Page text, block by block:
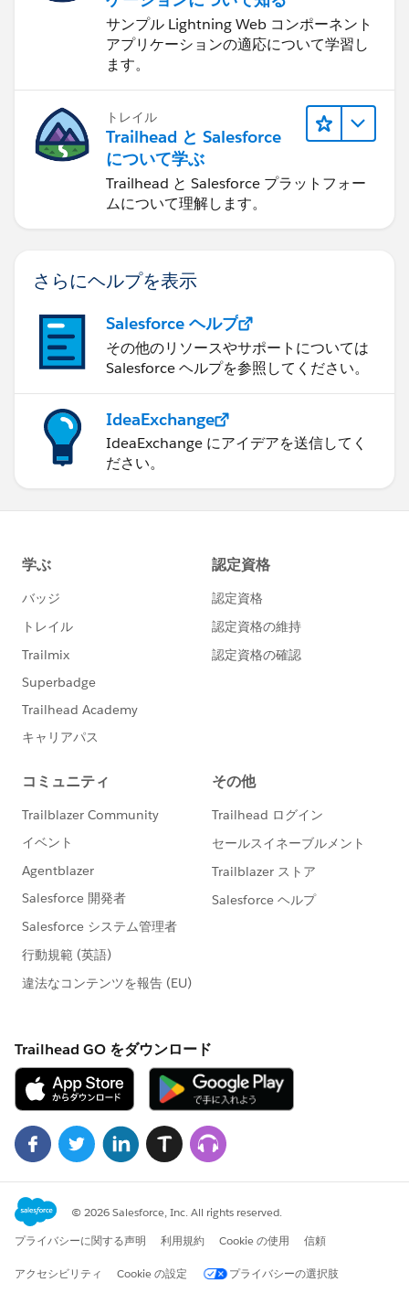
サンプル Lightning Web コンポーネント
アプリケーションの適応について学習し
ます。
トレイル
Trailhead と Salesforce
について学ぶ
Trailhead と Salesforce プラットフォー
ムについて理解します。
さらにヘルプを表示
Salesforce ヘルプ
その他のリソースやサポートについては
Salesforce ヘルプを参照してください。
IdeaExchange
IdeaExchange にアイデアを送信してく
ださい。